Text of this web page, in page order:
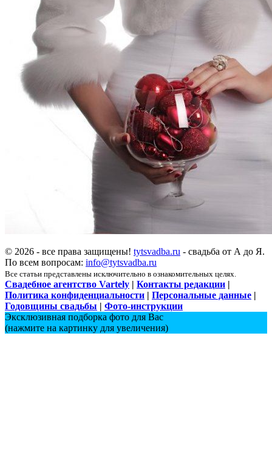
© 2026 - все права защищены! tytsvadba.ru - свадьба от А до Я.
По всем вопросам: info@tytsvadba.ru
Все статьи представлены исключительно в ознакомительных целях.
Свадебное агентство Vartely | Контакты редакции |
Политика конфиденциальности | Персональные данные |
Годовщины свадьбы | Фото-инструкции
Эксклюзивная подборка фото для Вас
(нажмите на картинку для увеличения)